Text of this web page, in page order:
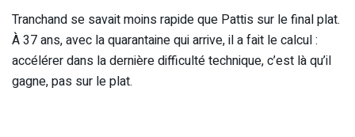
Tranchand se savait moins rapide que Pattis sur le final plat.
À 37 ans, avec la quarantaine qui arrive, il a fait le calcul :
accélérer dans la dernière difficulté technique, c’est là qu’il
gagne, pas sur le plat.